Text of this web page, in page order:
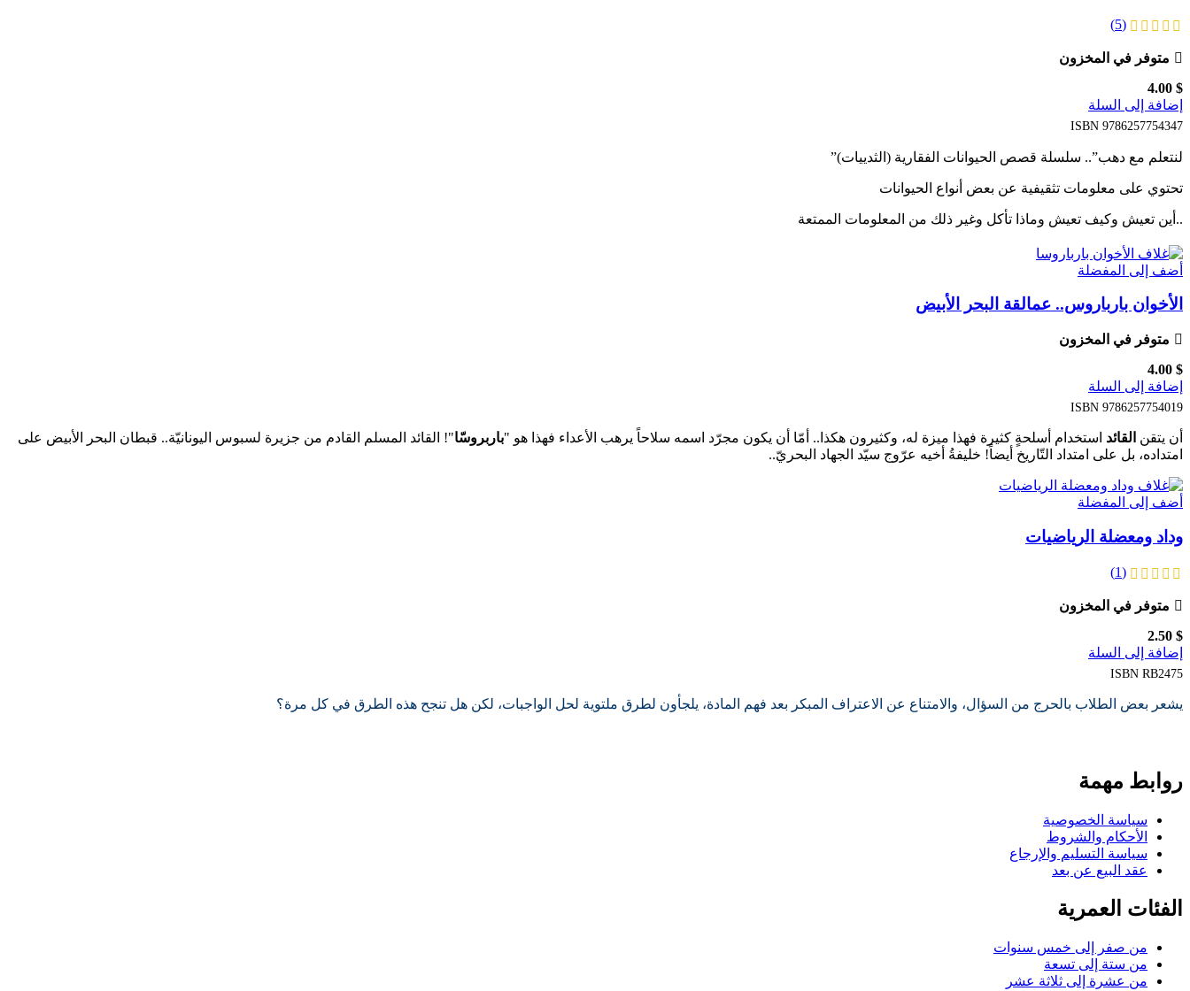
(5)
متوفر في المخزون
4.00 $
إضافة إلى السلة
ISBN 9786257754347
لنتعلم مع دهب”.. سلسلة قصص الحيوانات الفقارية (الثدييات)”
تحتوي على معلومات تثقيفية عن بعض أنواع الحيوانات
..أين تعيش وكيف تعيش وماذا تأكل وغير ذلك من المعلومات الممتعة
أضف إلى المفضلة
الأخوان بارباروس.. عمالقة البحر الأبيض
متوفر في المخزون
4.00 $
إضافة إلى السلة
ISBN 9786257754019
أن يتقن القائد استخدام أسلحةٍ كثيرة فهذا ميزة له، وكثيرون هكذا.. أمّا أن يكون مجرّد اسمه سلاحاً يرهب الأعداء فهذا هو "باربروسّا"! القائد المسلم القادم من جزيرة لسبوس اليونانيّة.. قبطان البحر الأبيض على
امتداده، بل على امتداد التّاريخ أيضاً! خليفةُ أخيه عرّوج سيّد الجهاد البحريّ..
أضف إلى المفضلة
وداد ومعضلة الرياضيات
(1)
متوفر في المخزون
2.50 $
إضافة إلى السلة
ISBN RB2475
يشعر بعض الطلاب بالحرج من السؤال، والامتناع عن الاعتراف المبكر بعد فهم المادة، يلجأون لطرق ملتوية لحل الواجبات، لكن هل تنجح هذه الطرق في كل مرة؟
روابط مهمة
سياسة الخصوصية
الأحكام والشروط
سياسة التسليم والإرجاع
عقد البيع عن بعد
الفئات العمرية
من صفر إلى خمس سنوات
من ستة إلى تسعة
من عشرة إلى ثلاثة عشر